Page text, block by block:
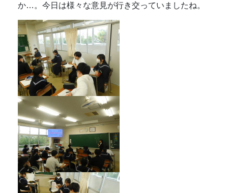
か…。今日は様々な意見が行き交っていましたね。